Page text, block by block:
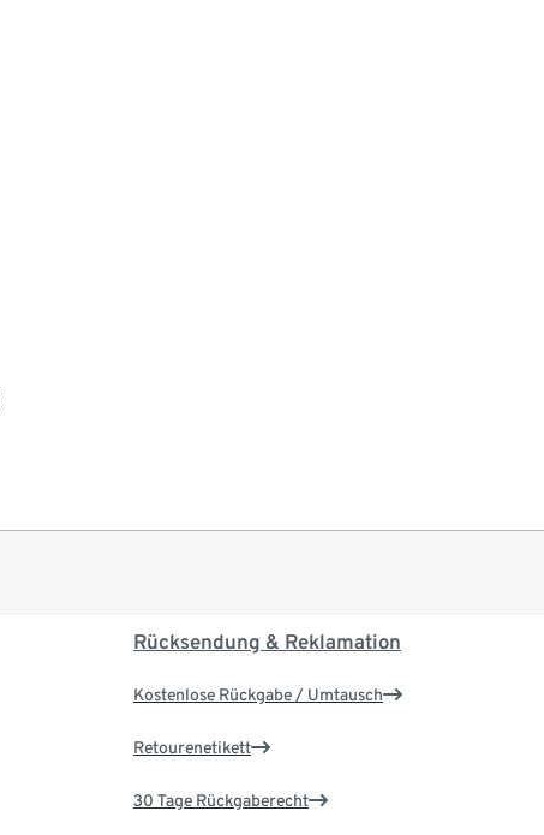
Rücksendung & Reklamation
Kostenlose Rückgabe / Umtausch
Retourenetikett
30 Tage Rückgaberecht